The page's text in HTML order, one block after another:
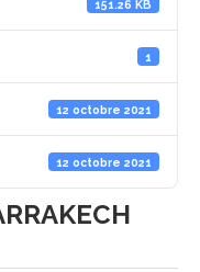
151.26 KB
1
12 octobre 2021
12 octobre 2021